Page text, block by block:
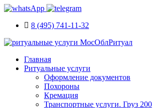
8 (495) 741-11-32
Главная
Ритуальные услуги
Оформление документов
Похороны
Кремация
Транспортные услуги. Груз 200